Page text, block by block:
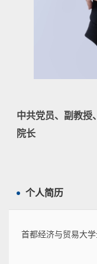
中共党员、副教授、
院长
个人简历
首都经济与贸易大